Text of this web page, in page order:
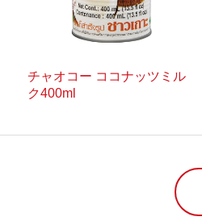
チャオコー ココナッツミル
ク400ml